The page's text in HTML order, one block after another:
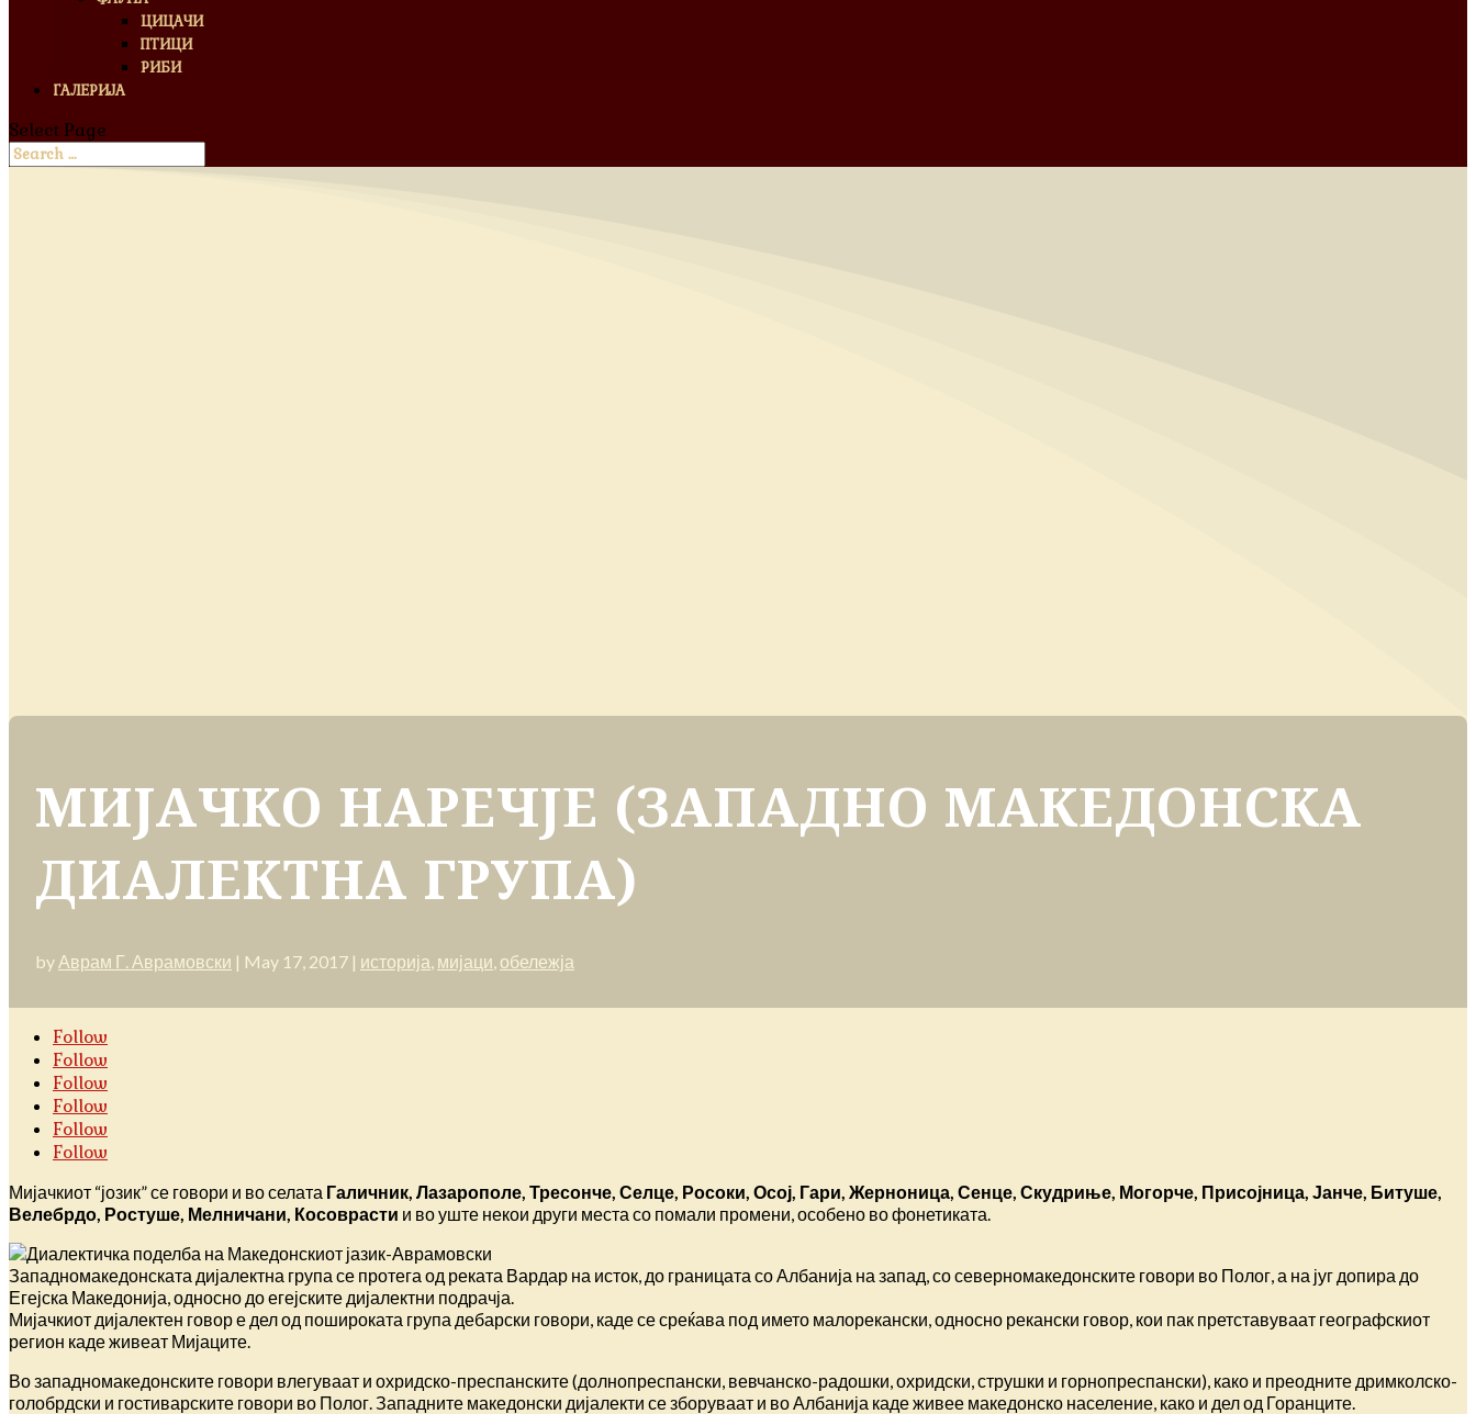
ЦИЦАЧИ
ПТИЦИ
РИБИ
ГАЛЕРИЈА
Select Page
МИЈАЧКО НАРЕЧЈЕ (ЗАПАДНО МАКЕДОНСКА
ДИАЛЕКТНА ГРУПА)​
by Аврам Г. Аврамовски | May 17, 2017 | историја мијаци обележја
Follow
Follow
Follow
Follow
Follow
Follow
Мијачкиот “јозик” се говори и во селата Галичник, Лазарополе, Тресонче, Селце, Росоки, Осој, Гари, Жерноница, Сенце, Скудриње, Могорче, Присојница, Јанче, Битуше,
Велебрдо, Ростуше, Мелничани, Косоврасти и во уште некои други места со помали промени, особено во фонетиката.
Западномакедонската дијалектна група се протега од реката Вардар на исток, до границата со Албанија на запад, со северномакедонските говори во Полог, а на југ допира до
Егејска Македонија, односно до егејските дијалектни подрачја.
Мијачкиот дијалектен говор е дел од пошироката група дебарски говори, каде се среќава под името малорекански, односно рекански говор, кои пак претставуваат географскиот
регион каде живеат Мијаците.
Во западномакедонските говори влегуваат и охридско-преспанските (долнопреспански, вевчанско-радошки, охридски, струшки и горнопреспански), како и преодните дримколско-
голобрдски и гостиварските говори во Полог. Западните македонски дијалекти се зборуваат и во Албанија каде живее македонско население, како и дел од Горанците.